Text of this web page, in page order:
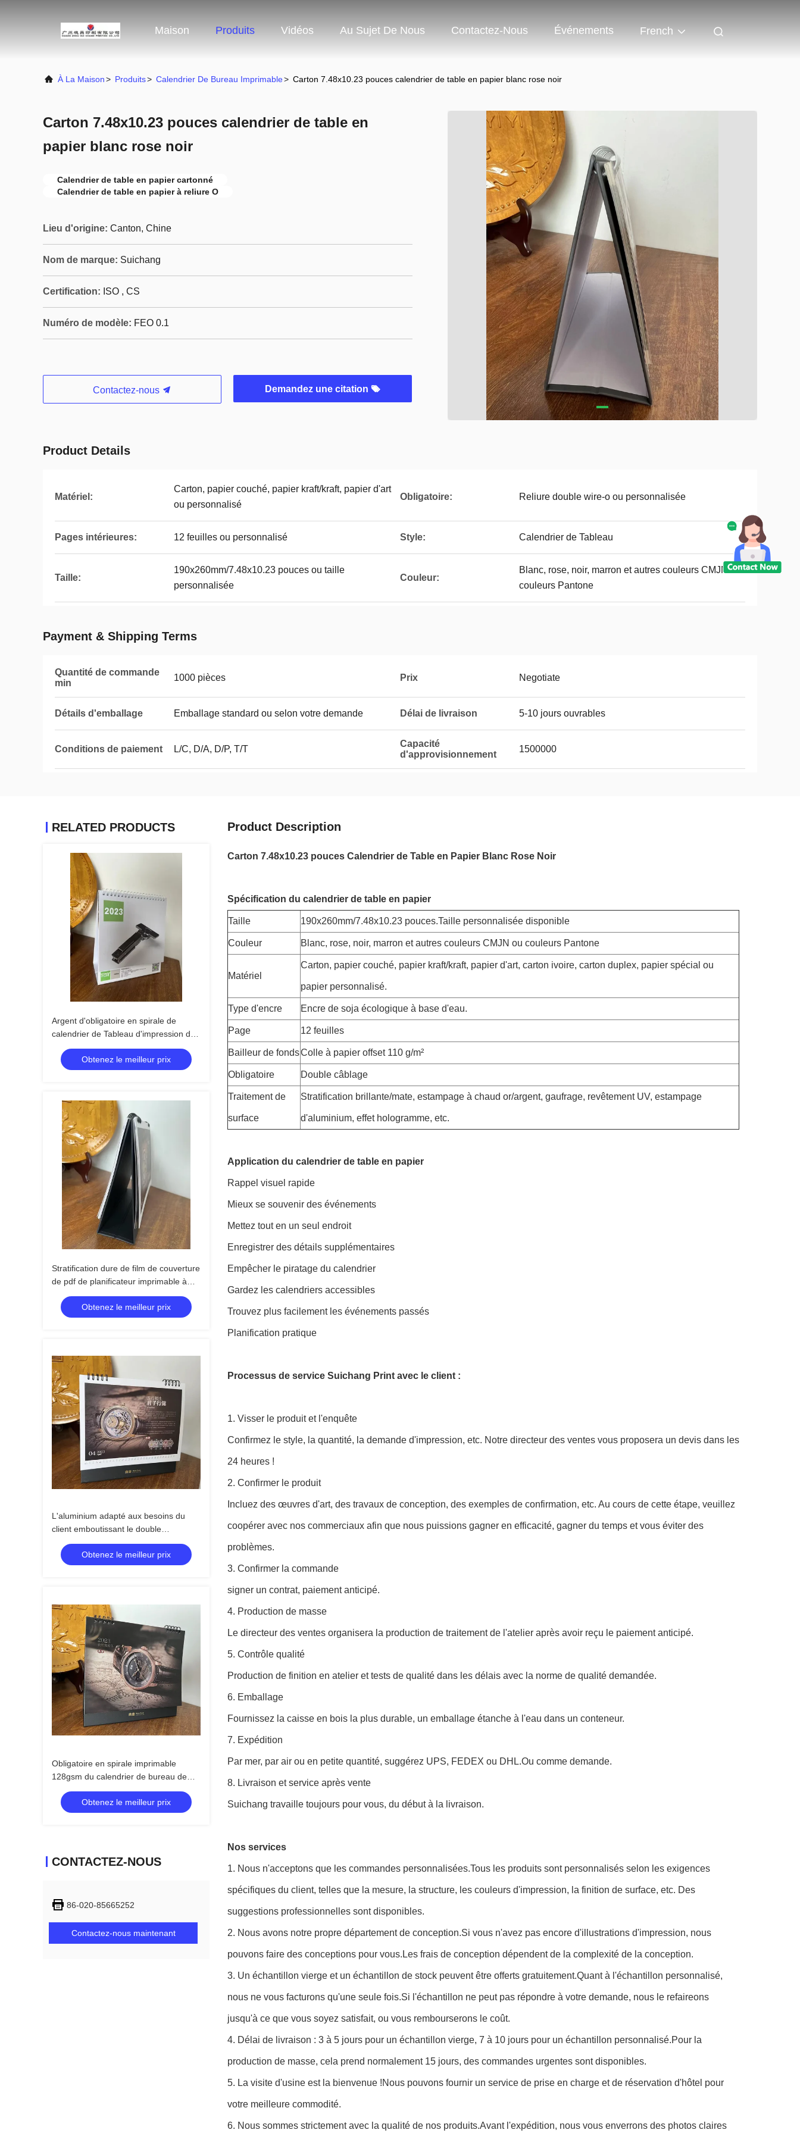
Maison Produits Vidéos Au Sujet De Nous Contactez-Nous Événements French
À La Maison> Produits> Calendrier De Bureau Imprimable> Carton 7.48x10.23 pouces calendrier de table en papier blanc rose noir
Carton 7.48x10.23 pouces calendrier de table en
papier blanc rose noir
Calendrier de table en papier cartonné
Calendrier de table en papier à reliure O
Lieu d'origine: Canton, Chine
Nom de marque: Suichang
Certification: ISO , CS
Numéro de modèle: FEO 0.1
Contactez-nous Demandez une citation
Product Details
Matériel:
Carton, papier couché, papier kraft/kraft, papier d'art
ou personnalisé
Obligatoire: Reliure double wire-o ou personnalisée
Pages intérieures: 12 feuilles ou personnalisé Style: Calendrier de Tableau
Taille:
190x260mm/7.48x10.23 pouces ou taille
personnalisée
Couleur:
Blanc, rose, noir, marron et autres couleurs CMJN ou
couleurs Pantone
Payment & Shipping Terms
Quantité de commande
min
1000 pièces Prix Negotiate
Détails d'emballage Emballage standard ou selon votre demande Délai de livraison 5-10 jours ouvrables
Conditions de paiement L/C, D/A, D/P, T/T
Capacité
d'approvisionnement
1500000
RELATED PRODUCTS
Argent d'obligatoire en spirale de
calendrier de Tableau d'impression de
carton de cadre de photo
Obtenez le meilleur prix
Stratification dure de film de couverture
de pdf de planificateur imprimable à
spirale de haute résolution de bureau
Obtenez le meilleur prix
L'aluminium adapté aux besoins du
client emboutissant le double
imprimable de calendrier de bureau a
dégrossi 250gObtenez le meilleur prix
Obligatoire en spirale imprimable
128gsm du calendrier de bureau de
vernis UV dur de couverture CMYK
Obtenez le meilleur prix
CONTACTEZ-NOUS
86-020-85665252
Contactez-nous maintenant
Product Description
Carton 7.48x10.23 pouces Calendrier de Table en Papier Blanc Rose Noir
Spécification du calendrier de table en papier
Taille 190x260mm/7.48x10.23 pouces.Taille personnalisée disponible
Couleur Blanc, rose, noir, marron et autres couleurs CMJN ou couleurs Pantone
Matériel
Carton, papier couché, papier kraft/kraft, papier d'art, carton ivoire, carton duplex, papier spécial ou
papier personnalisé.
Type d'encre Encre de soja écologique à base d'eau.
Page 12 feuilles
Bailleur de fondsColle à papier offset 110 g/m²
Obligatoire Double câblage
Traitement de
surface
Stratification brillante/mate, estampage à chaud or/argent, gaufrage, revêtement UV, estampage
d'aluminium, effet hologramme, etc.
Application du calendrier de table en papier
Rappel visuel rapide
Mieux se souvenir des événements
Mettez tout en un seul endroit
Enregistrer des détails supplémentaires
Empêcher le piratage du calendrier
Gardez les calendriers accessibles
Trouvez plus facilement les événements passés
Planification pratique
Processus de service Suichang Print avec le client :
1. Visser le produit et l'enquête
Confirmez le style, la quantité, la demande d'impression, etc. Notre directeur des ventes vous proposera un devis dans les
24 heures !
2. Confirmer le produit
Incluez des œuvres d'art, des travaux de conception, des exemples de confirmation, etc. Au cours de cette étape, veuillez
coopérer avec nos commerciaux afin que nous puissions gagner en efficacité, gagner du temps et vous éviter des
problèmes.
3. Confirmer la commande
signer un contrat, paiement anticipé.
4. Production de masse
Le directeur des ventes organisera la production de traitement de l'atelier après avoir reçu le paiement anticipé.
5. Contrôle qualité
Production de finition en atelier et tests de qualité dans les délais avec la norme de qualité demandée.
6. Emballage
Fournissez la caisse en bois la plus durable, un emballage étanche à l'eau dans un conteneur.
7. Expédition
Par mer, par air ou en petite quantité, suggérez UPS, FEDEX ou DHL.Ou comme demande.
8. Livraison et service après vente
Suichang travaille toujours pour vous, du début à la livraison.
Nos services
1. Nous n'acceptons que les commandes personnalisées.Tous les produits sont personnalisés selon les exigences
spécifiques du client, telles que la mesure, la structure, les couleurs d'impression, la finition de surface, etc. Des
suggestions professionnelles sont disponibles.
2. Nous avons notre propre département de conception.Si vous n'avez pas encore d'illustrations d'impression, nous
pouvons faire des conceptions pour vous.Les frais de conception dépendent de la complexité de la conception.
3. Un échantillon vierge et un échantillon de stock peuvent être offerts gratuitement.Quant à l'échantillon personnalisé,
nous ne vous facturons qu'une seule fois.Si l'échantillon ne peut pas répondre à votre demande, nous le refaireons
jusqu'à ce que vous soyez satisfait, ou vous rembourserons le coût.
4. Délai de livraison : 3 à 5 jours pour un échantillon vierge, 7 à 10 jours pour un échantillon personnalisé.Pour la
production de masse, cela prend normalement 15 jours, des commandes urgentes sont disponibles.
5. La visite d'usine est la bienvenue !Nous pouvons fournir un service de prise en charge et de réservation d'hôtel pour
votre meilleure commodité.
6. Nous sommes strictement avec la qualité de nos produits.Avant l'expédition, nous vous enverrons des photos claires